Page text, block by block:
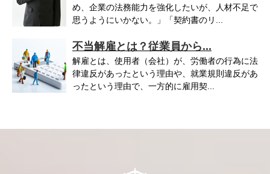
め、企業の法務能力を強化したいが、人材不足で
思うようにいかない。」「契約書のリ...
不当解雇とは？従業員から...
解雇とは、使用者（会社）が、労働者の行為に法
律違反があったという理由や、就業規則違反があ
ったという理由で、一方的に雇用契...